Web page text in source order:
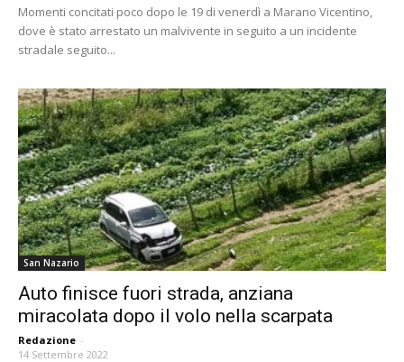
Momenti concitati poco dopo le 19 di venerdì a Marano Vicentino,
dove è stato arrestato un malvivente in seguito a un incidente
stradale seguito...
San Nazario
Auto finisce fuori strada, anziana
miracolata dopo il volo nella scarpata
Redazione -
14 Settembre 2022